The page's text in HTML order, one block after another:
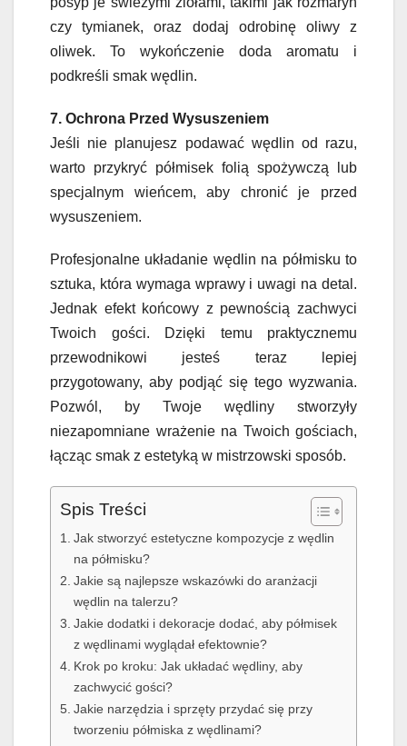
czy tymianek, oraz dodaj odrobinę oliwy z
oliwek. To wykończenie doda aromatu i
podkreśli smak wędlin.
7. Ochrona Przed Wysuszeniem
Jeśli nie planujesz podawać wędlin od razu,
warto przykryć półmisek folią spożywczą lub
specjalnym wieńcem, aby chronić je przed
wysuszeniem.
Profesjonalne układanie wędlin na półmisku to
sztuka, która wymaga wprawy i uwagi na detal.
Jednak efekt końcowy z pewnością zachwyci
Twoich gości. Dzięki temu praktycznemu
przewodnikowi jesteś teraz lepiej
przygotowany, aby podjąć się tego wyzwania.
Pozwól, by Twoje wędliny stworzyły
niezapomniane wrażenie na Twoich gościach,
łącząc smak z estetyką w mistrzowski sposób.
Spis Treści
Jak stworzyć estetyczne kompozycje z wędlin
na półmisku?
Jakie są najlepsze wskazówki do aranżacji
wędlin na talerzu?
Jakie dodatki i dekoracje dodać, aby półmisek
z wędlinami wyglądał efektownie?
Krok po kroku: Jak układać wędliny, aby
zachwycić gości?
Jakie narzędzia i sprzęty przydać się przy
tworzeniu półmiska z wędlinami?